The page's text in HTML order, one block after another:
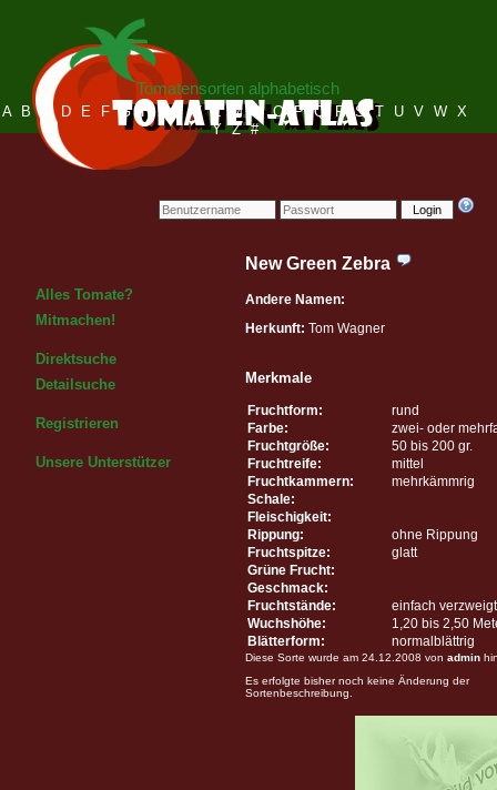
Login
Tomatensorten alphabetisch
A B C D E F G H I J K L M N O P Q R S T U V W X
Y Z #
Alles Tomate?
Mitmachen!
Direktsuche
Detailsuche
Registrieren
Unsere Unterstützer
New Green Zebra
Andere Namen:
Herkunft: Tom Wagner
Merkmale
Fruchtform:
rund
Farbe:
zwei- oder
Fruchtgröße:
50 bis 200 gr.
Fruchtreife:
mittel
Fruchtkammern:
mehrkämmrig
Schale:
Fleischigkeit:
Rippung:
ohne Rippung
Fruchtspitze:
glatt
Grüne Frucht:
Geschmack:
Fruchtstände:
einfach verzweigt
Wuchshöhe:
1,20 bis 2,50
Blätterform:
normalblättrig
Diese Sorte wurde am 24.12.2008 von admin
Es erfolgte bisher noch keine Änderung der
Sortenbeschreibung.